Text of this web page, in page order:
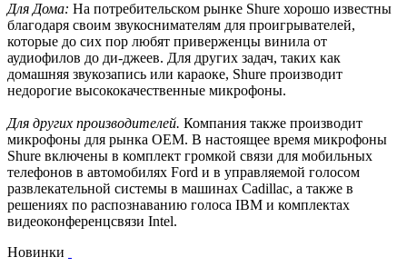
Для Дома: На потребительском рынке Shure хорошо известны
благодаря своим звукоснимателям для проигрывателей,
которые до сих пор любят приверженцы винила от
аудиофилов до ди-джеев. Для других задач, таких как
домашняя звукозапись или караоке, Shure производит
недорогие высококачественные микрофоны.
Для других производителей. Компания также производит
микрофоны для рынка OEM. В настоящее время микрофоны
Shure включены в комплект громкой связи для мобильных
телефонов в автомобилях Ford и в управляемой голосом
развлекательной системы в машинах Cadillac, а также в
решениях по распознаванию голоса IBM и комплектах
видеоконференцсвязи Intel.
Новинки